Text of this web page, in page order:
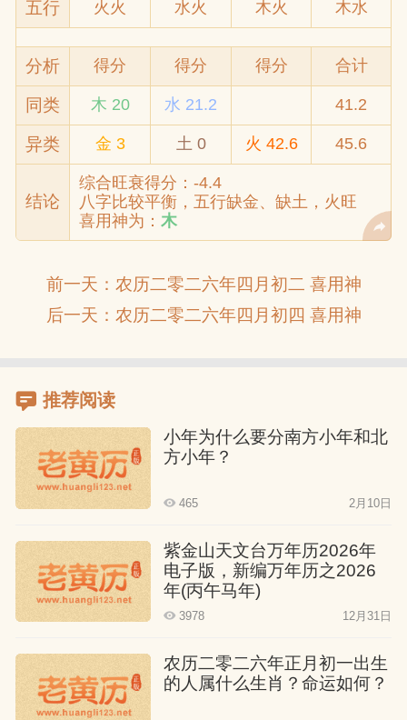
五行 火火 水火 木火 木水
分析 得分 得分 得分 合计
同类 木 20 水 21.2 41.2
异类 金 3 土 0 火 42.6 45.6
结论
综合旺衰得分：-4.4
八字比较平衡，五行缺金、缺土，火旺
喜用神为：木
前一天： 农历二零二六年四月初二 喜用神
后一天： 农历二零二六年四月初四 喜用神
推荐阅读
小年为什么要分南方小年和北
方小年？
465 2月10日
紫金山天文台万年历2026年
电子版，新编万年历之2026
年(丙午马年)
3978 12月31日
农历二零二六年正月初一出生
的人属什么生肖？命运如何？